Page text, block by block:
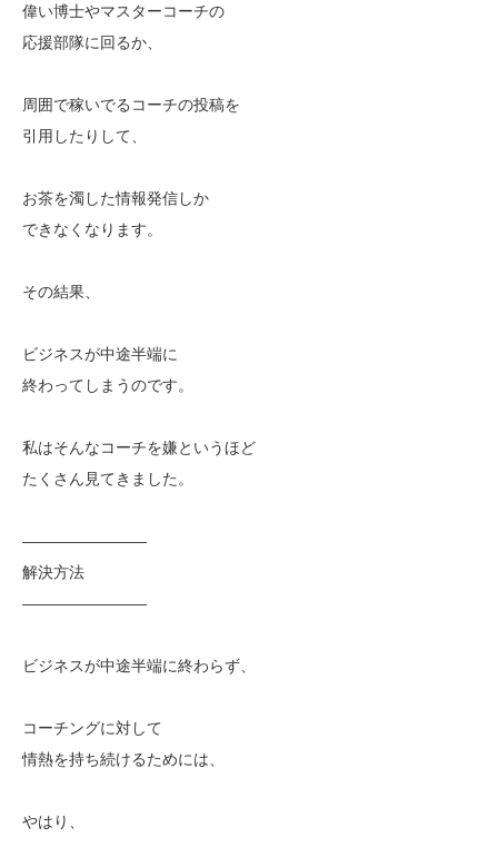
偉い博士やマスターコーチの
応援部隊に回るか、
周囲で稼いでるコーチの投稿を
引用したりして、
お茶を濁した情報発信しか
できなくなります。
その結果、
ビジネスが中途半端に
終わってしまうのです。
私はそんなコーチを嫌というほど
たくさん見てきました。
————————
解決方法
————————
ビジネスが中途半端に終わらず、
コーチングに対して
情熱を持ち続けるためには、
やはり、